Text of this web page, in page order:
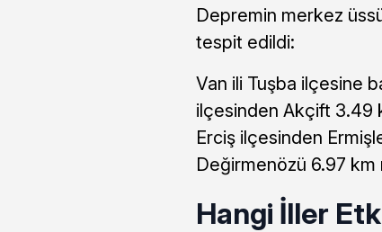
Depremin merkez
tespit edildi:
Van ili Tuşba ilçesine
ilçesinden Akçift 3.49
Erciş ilçesinden
Değirmenözü 6.97
Hangi İller